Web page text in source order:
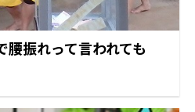
振れって言われても